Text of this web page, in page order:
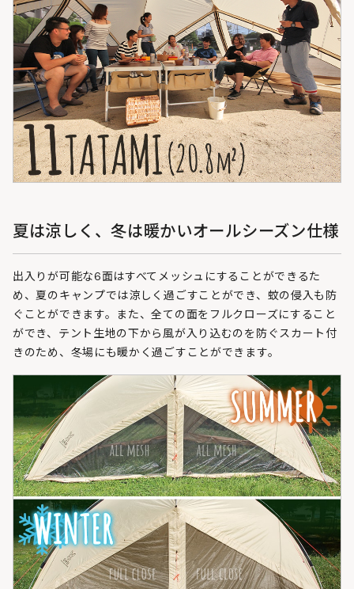
夏は涼しく、冬は暖かいオールシーズン仕様
出入りが可能な6面はすべてメッシュにすることができるた
め、夏のキャンプでは涼しく過ごすことができ、蚊の侵入も防
ぐことができます。また、全ての面をフルクローズにすること
ができ、テント生地の下から風が入り込むのを防ぐスカート付
きのため、冬場にも暖かく過ごすことができます。